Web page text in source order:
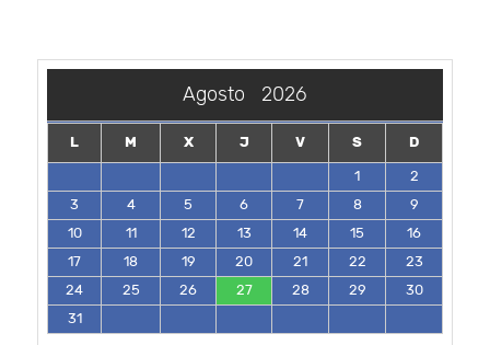
Agosto 2026
L M X J V S
D
1
2
3
4 5 6 7 8
9
10
11 12 13 14 15
16
17
18 19 20 21 22
23
24
25 26 27 28 29
30
31